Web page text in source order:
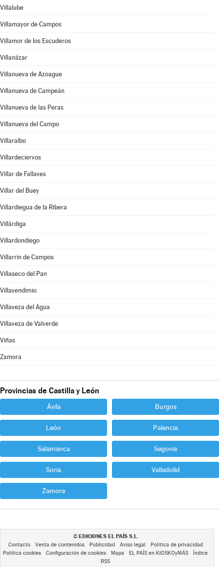
Villalube
Villamayor de Campos
Villamor de los Escuderos
Villanázar
Villanueva de Azoague
Villanueva de Campeán
Villanueva de las Peras
Villanueva del Campo
Villaralbo
Villardeciervos
Villar de Fallaves
Villar del Buey
Villardiegua de la Ribera
Villárdiga
Villardondiego
Villarrín de Campos
Villaseco del Pan
Villavendimio
Villaveza del Agua
Villaveza de Valverde
Viñas
Zamora
Provincias de Castilla y León
Ávila Burgos
León Palencia
Salamanca Segovia
Soria Valladolid
Zamora
© EDICIONES EL PAÍS S.L.
Contacto Venta de contenidos Publicidad Aviso legal
Política de privacidad
Política cookies
Configuración de cookies Mapa EL PAÍS en KIOSKOyMÁS
Índice
RSS